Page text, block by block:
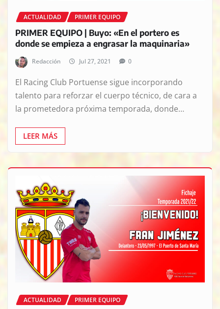
ACTUALIDAD PRIMER EQUIPO
PRIMER EQUIPO | Buyo: «En el portero es
donde se empieza a engrasar la maquinaria»
Redacción Jul 27, 2021 0
El Racing Club Portuense sigue incorporando
talento para reforzar el cuerpo técnico, de cara a
la prometedora próxima temporada, donde…
LEER MÁS
ACTUALIDAD PRIMER EQUIPO